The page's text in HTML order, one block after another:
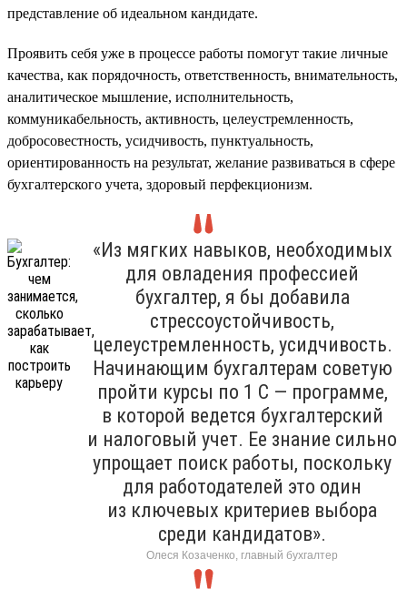
представление об идеальном кандидате.
Проявить себя уже в процессе работы помогут такие личные
качества, как порядочность, ответственность, внимательность,
аналитическое мышление, исполнительность,
коммуникабельность, активность, целеустремленность,
добросовестность, усидчивость, пунктуальность,
ориентированность на результат, желание развиваться в сфере
бухгалтерского учета, здоровый перфекционизм.
«Из мягких навыков, необходимых
для овладения профессией
бухгалтер, я бы добавила
стрессоустойчивость,
целеустремленность, усидчивость.
Начинающим бухгалтерам советую
пройти курсы по 1 С — программе,
в которой ведется бухгалтерский
и налоговый учет. Ее знание сильно
упрощает поиск работы, поскольку
для работодателей это один
из ключевых критериев выбора
среди кандидатов».
Олеся Козаченко, главный бухгалтер